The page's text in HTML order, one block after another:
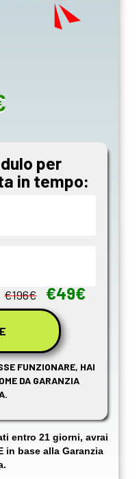
per
in tempo:
€196€ €49€
FUNZIONARE, HAI
DA GARANZIA
entro 21 giorni, avrai
in base alla Garanzia